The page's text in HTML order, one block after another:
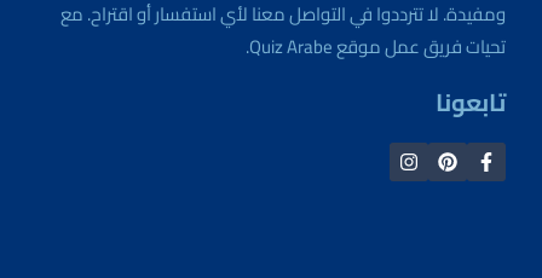
ومفيدة. لا تترددوا في التواصل معنا لأي استفسار أو اقتراح. مع
تحيات فريق عمل موقع Quiz Arabe.
تابعونا